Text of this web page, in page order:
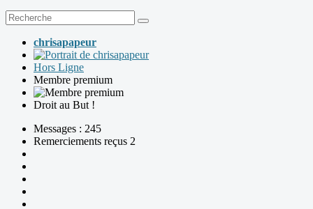
chrisapapeur
Hors Ligne
Membre premium
Droit au But !
Messages : 245
Remerciements reçus 2